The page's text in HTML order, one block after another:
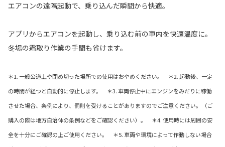
エアコンの遠隔起動で、乗り込んだ瞬間から快適。
アプリからエアコンを起動し、乗り込む前の車内を快適温度に。
冬場の霜取り作業の手間も省けます。
＊1. 一般公道上や閉め切った場所での使用はおやめください。 ＊2. 起動後、一定
の時間が経つと自動的に停止します。 ＊3. 車両停止中にエンジンをみだりに稼働
させた場合、条例により、罰則を受けることがありますのでご注意ください。（ご
購入の際は地方自治体の条例などをご確認ください）。 ＊4. 使用時には周囲の安
全を十分にご確認の上ご使用ください。 ＊5. 車両や環境によって作動しない場合